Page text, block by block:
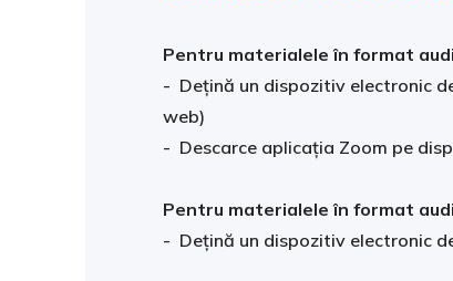
Pentru materialele în format
- Dețină un dispozitiv electronic
web)
- Descarce aplicația Zoom pe
Pentru materialele în format
- Dețină un dispozitiv electronic